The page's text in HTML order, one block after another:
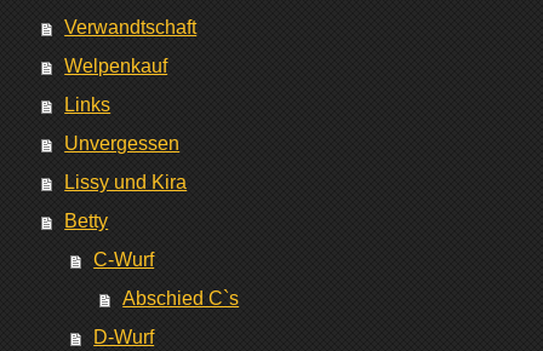
Verwandtschaft
Welpenkauf
Links
Unvergessen
Lissy und Kira
Betty
C-Wurf
Abschied C`s
D-Wurf